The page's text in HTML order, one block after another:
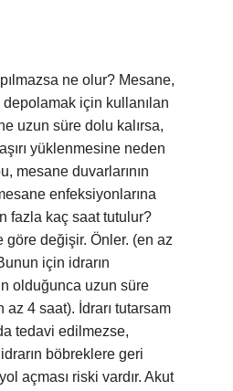
ne olur? Mesane,
depolamak için kullanılan
uzun süre dolu kalırsa,
yüklenmesine neden
mesane duvarlarının
enfeksiyonlarına
fazla kaç saat tutulur?
göre değişir. Önler. (en az
için idrarın
olduğunca uzun süre
az 4 saat). İdrarı tutarsam
tedavi edilmezse,
böbreklere geri
açması riski vardır. Akut